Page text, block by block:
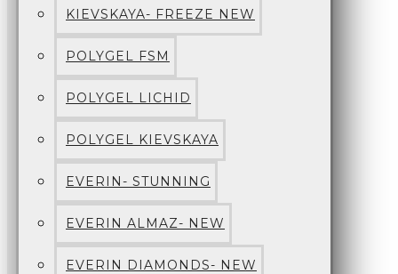
KIEVSKAYA- FREEZE NEW
POLYGEL FSM
POLYGEL LICHID
POLYGEL KIEVSKAYA
EVERIN- STUNNING
EVERIN ALMAZ- NEW
EVERIN DIAMONDS- NEW